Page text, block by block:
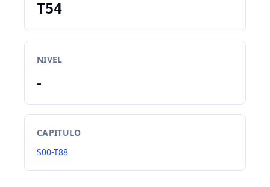
T54
NIVEL
-
CAPITULO
S00-T88